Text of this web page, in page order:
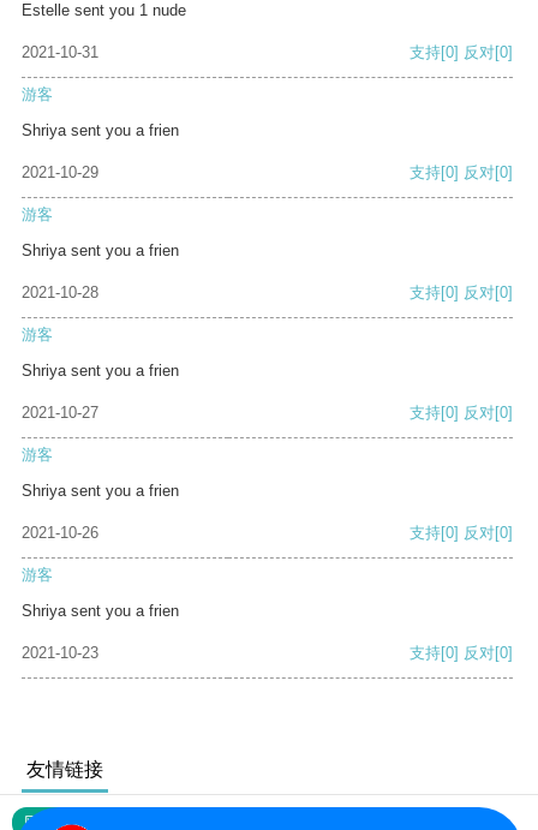
Estelle sent you 1 nude
2021-10-31 支持[0] 反对[0]
游客
Shriya sent you a frien
2021-10-29 支持[0] 反对[0]
游客
Shriya sent you a frien
2021-10-28 支持[0] 反对[0]
游客
Shriya sent you a frien
2021-10-27 支持[0] 反对[0]
游客
Shriya sent you a frien
2021-10-26 支持[0] 反对[0]
游客
Shriya sent you a frien
2021-10-23 支持[0] 反对[0]
友情链接
网站地图